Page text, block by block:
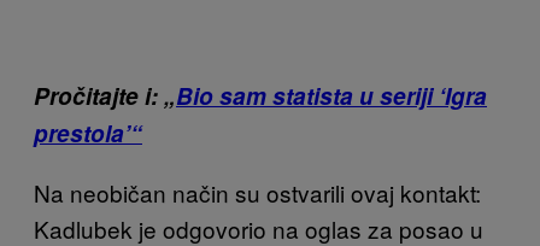
Pročitajte i: „Bio sam statista u seriji ‘Igra
prestola’“
Na neobičan način su ostvarili ovaj kontakt:
Kadlubek je odgovorio na oglas za posao u